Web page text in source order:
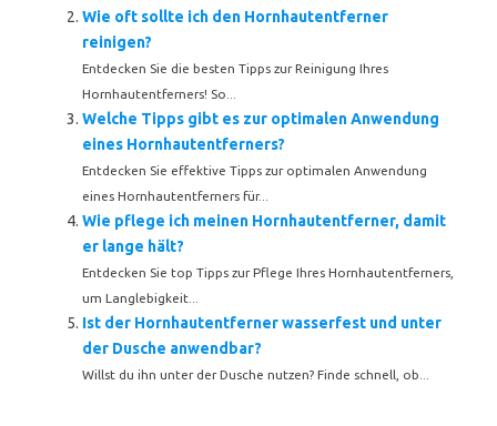
Wie oft sollte ich den Hornhautentferner
reinigen?
Entdecken Sie die besten Tipps zur Reinigung Ihres
Hornhautentferners! So...
Welche Tipps gibt es zur optimalen Anwendung
eines Hornhautentferners?
Entdecken Sie effektive Tipps zur optimalen Anwendung
eines Hornhautentferners für...
Wie pflege ich meinen Hornhautentferner, damit
er lange hält?
Entdecken Sie top Tipps zur Pflege Ihres Hornhautentferners,
um Langlebigkeit...
Ist der Hornhautentferner wasserfest und unter
der Dusche anwendbar?
Willst du ihn unter der Dusche nutzen? Finde schnell, ob...